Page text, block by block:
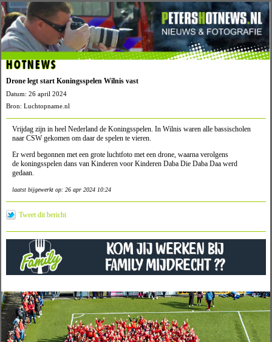
HOTNEWS
Drone legt start Koningsspelen Wilnis vast
Datum: 26 april 2024
Bron: Luchtopname.nl
Vrijdag zijn in heel Nederland de Koningsspelen. In Wilnis waren alle bassischolen
naar CSW gekomen om daar de spelen te vieren.
Er werd begonnen met een grote luchtfoto met een drone, waarna verolgens
de koningsspelen dans van Kinderen voor Kinderen Daba Die Daba Daa werd
gedaan.
laatst bijgewerkt op: 26 apr 2024 10:24
Tweet dit bericht